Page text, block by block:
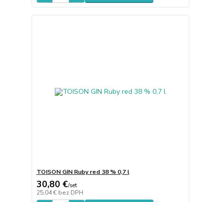
TOISON GIN Ruby red 38 % 0,7 l
30,80 €/set
25,04 € bez DPH